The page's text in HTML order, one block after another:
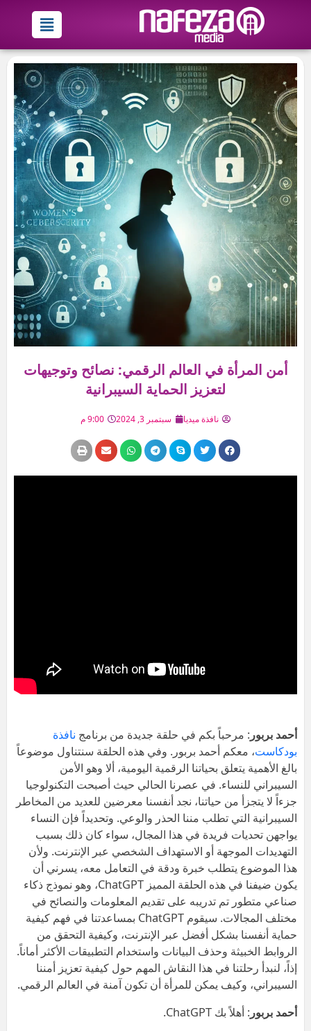
Menu
أمن المرأة في العالم الرقمي: نصائح وتوجيهات
لتعزيز الحماية السيبرانية
نافذة ميديا سبتمبر 3, 2024 9:00 م
أحمد بربور : مرحباً بكم في حلقة جديدة من برنامج نافذة
بودكاست، معكم أحمد بربور. وفي هذه الحلقة سنتناول موضوعاً
بالغ الأهمية يتعلق بحياتنا الرقمية اليومية، ألا وهو الأمن
السيبراني للنساء. في عصرنا الحالي حيث أصبحت التكنولوجيا
جزءاً لا يتجزأ من حياتنا، نجد أنفسنا معرضين للعديد من المخاطر
السيبرانية التي تطلب مننا الحذر والوعي. وتحديداً فإن النساء
يواجهن تحديات فريدة في هذا المجال، سواء كان ذلك بسبب
التهديدات الموجهة أو الاستهداف الشخصي عبر الإنترنت. ولأن
هذا الموضوع يتطلب خبرة ودقة في التعامل معه، يسرني أن
يكون ضيفنا في هذه الحلقة المميز ChatGPT، وهو نموذج ذكاء
صناعي متطور تم تدريبه على تقديم المعلومات والنصائح في
مختلف المجالات. سيقوم ChatGPT بمساعدتنا في فهم كيفية
حماية أنفسنا بشكل أفضل عبر الإنترنت، وكيفية التحقق من
الروابط الخبيثة وحذف البيانات واستخدام التطبيقات الأكثر أماناً.
إذاً، لنبدأ رحلتنا في هذا النقاش المهم حول كيفية تعزيز أمننا
السيبراني، وكيف يمكن للمرأة أن تكون آمنة في العالم الرقمي.
أحمد بربور : أهلاً بك ChatGPT.